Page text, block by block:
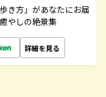
き方」があなたにお届
やしの絶景集
詳細を見る